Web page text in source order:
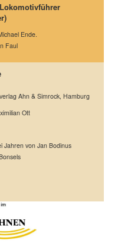
Ende.
Faul
Ahn & Simrock, Hamburg
Ott
Jahren von Jan Bodinus